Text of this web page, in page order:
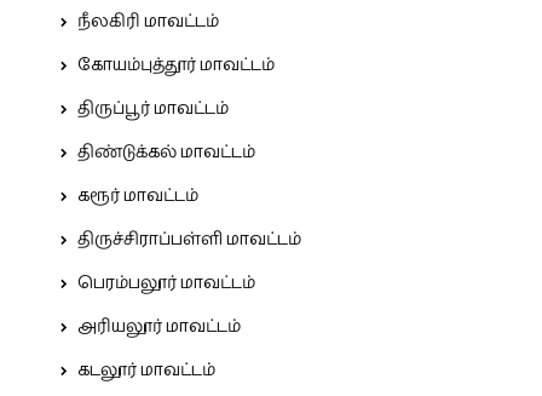
நீலகிரி மாவட்டம்
கோயம்புத்தூர் மாவட்டம்
திருப்பூர் மாவட்டம்
திண்டுக்கல் மாவட்டம்
கரூர் மாவட்டம்
திருச்சிராப்பள்ளி மாவட்டம்
பெரம்பலூர் மாவட்டம்
அரியலூர் மாவட்டம்
கடலூர் மாவட்டம்